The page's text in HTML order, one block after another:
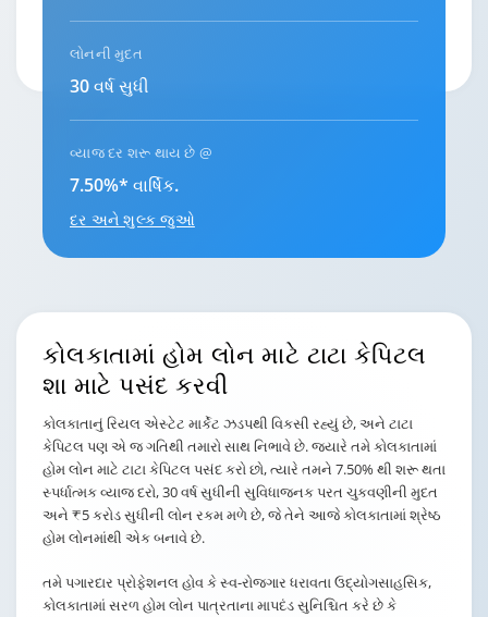
લોનની મુદત
30 વર્ષ સુધી
વ્યાજ દર શરૂ થાય છે @
7.50%* વાર્ષિક.
દર અને શુલ્ક જુઓ
કોલકાતામાં હોમ લોન માટે ટાટા કેપિટલ
શા માટે પસંદ કરવી
કોલકાતાનું રિયલ એસ્ટેટ માર્કેટ ઝડપથી વિકસી રહ્યું છે, અને ટાટા
કેપિટલ પણ એ જ ગતિથી તમારો સાથ નિભાવે છે. જ્યારે તમે કોલકાતામાં
હોમ લોન માટે ટાટા કેપિટલ પસંદ કરો છો, ત્યારે તમને 7.50% થી શરૂ થતા
સ્પર્ધાત્મક વ્યાજ દરો, 30 વર્ષ સુધીની સુવિધાજનક પરત ચુકવણીની મુદત
અને ₹5 કરોડ સુધીની લોન રકમ મળે છે, જે તેને આજે કોલકાતામાં શ્રેષ્ઠ
હોમ લોનમાંથી એક બનાવે છે.
તમે પગારદાર પ્રોફેશનલ હોવ કે સ્વ-રોજગાર ધરાવતા ઉદ્યોગસાહસિક,
કોલકાતામાં સરળ હોમ લોન પાત્રતાના માપદંડ સુનિશ્ચિત કરે છે કે